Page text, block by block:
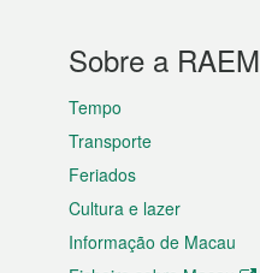
Sobre a RAEM
Tempo
Transporte
Feriados
Cultura e lazer
Informação de Macau